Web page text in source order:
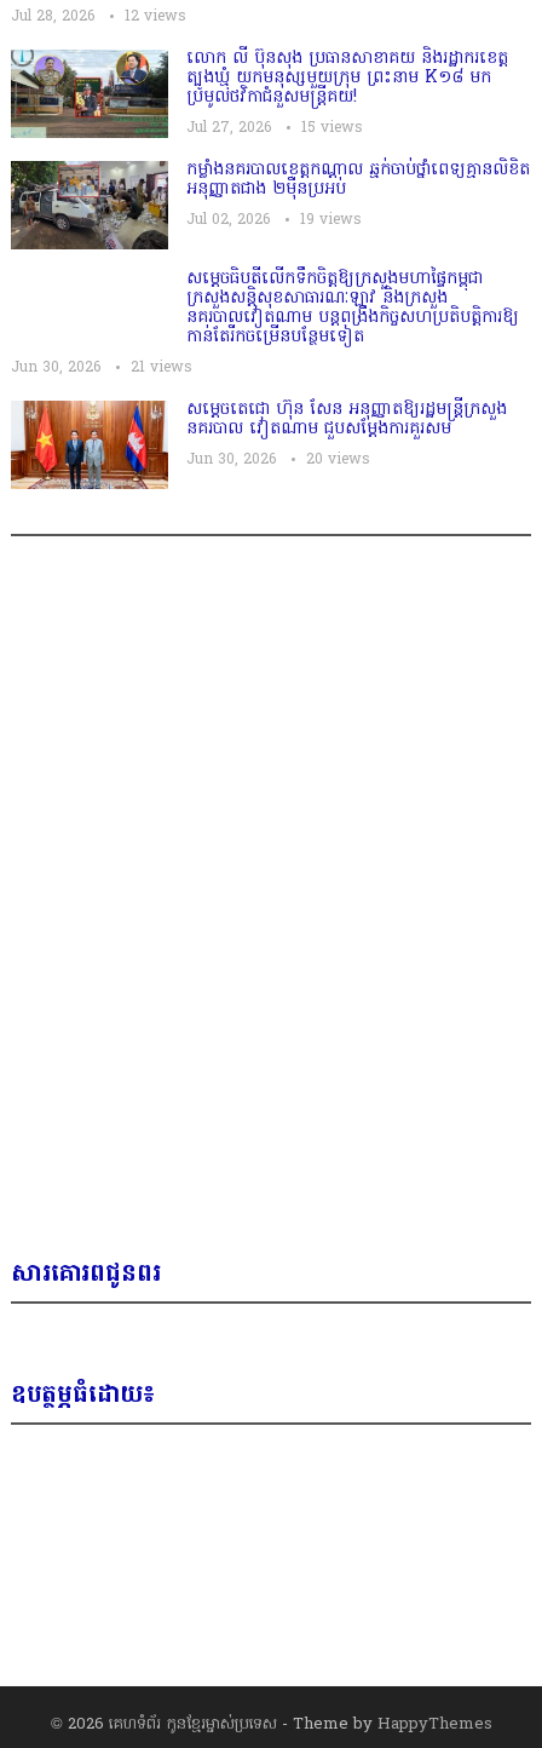
Jul 28, 2026 12views
លោក លី ប៊ុនសុង ប្រធានសាខាគយ និងរដ្ឋាករខេត្ត
ត្បូងឃ្មុំ យកមនុស្សមួយក្រុម ព្រះនាម K១៨ មក
ប្រមូលថវិកាជំនួសមន្ត្រីគយ!
Jul 27, 2026 15 views
កម្លាំងនគរបាលខេត្តកណ្ដាល ឆ្មក់ចាប់ថ្នាំពេទ្យគ្មានលិខិត
អនុញ្ញាតជាង ២ម៉ឺនប្រអប់
Jul 02, 2026 19 views
សម្តេច​ធិបតី​លេីកទឹកចិត្ត​ឱ្យក្រសួងមហាផ្ទៃកម្ពុជា
ក្រសួងសន្តិសុខសាធារណៈឡាវ និងក្រសួង
នគរបាលវៀតណាម បន្តពង្រឹងកិច្ចសហប្រតិបត្តិការឱ្យ
កាន់តែរីកចម្រើនបន្ថែមទៀត
Jun 30, 2026 21 views
សម្តេចតេជោ ហ៊ុន សែន អនុញ្ញាតឱ្យរដ្ឋមន្ត្រីក្រសួង
នគរបាល វៀតណាម ជួបសម្តែងការគួរសម
Jun 30, 2026 20 views
សារគោរពជូនពរ
ឧបត្ថម្ភធំដោយ៖
© 2026 គេហទំព័រ កូនខ្មែរម្ចាស់ប្រទេស- Theme by HappyThemes